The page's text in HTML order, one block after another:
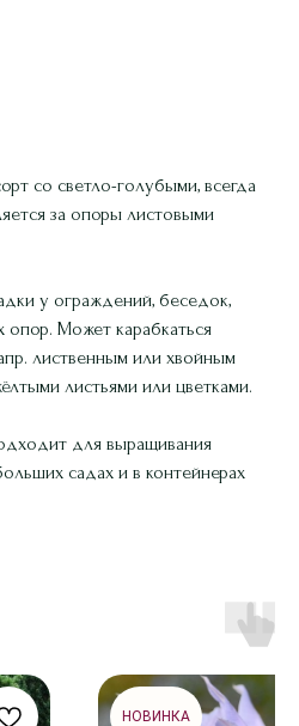
со светло-голубыми, всегда
за опоры листовыми
у ограждений, беседок,
Может карабкаться
лиственным или хвойным
листьями или цветками.
для выращивания
садах и в контейнерах
НОВИНКА